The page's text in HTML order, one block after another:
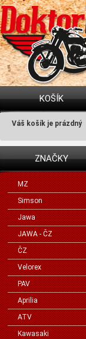
KOŠÍK
Váš košík je prázdný
ZNAČKY
MZ
Simson
Jawa
JAWA - ČZ
ČZ
Velorex
PAV
Aprilia
ATV
Kawasaki